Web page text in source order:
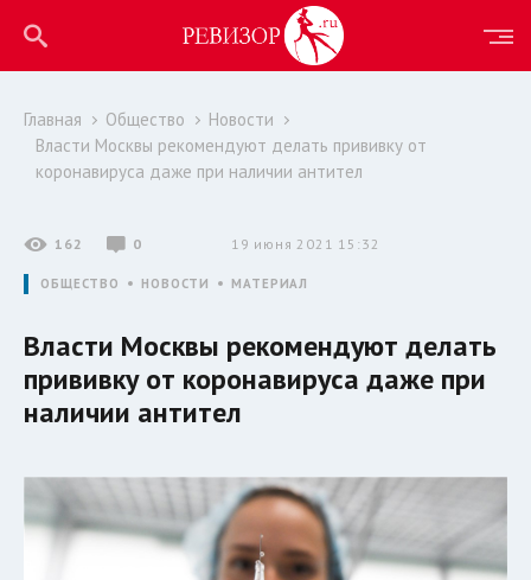
Главная Общество
Новости
Власти Москвы рекомендуют делать прививку от
коронавируса даже при наличии антител
162 0 19 июня 2021 15:32
ОБЩЕСТВО НОВОСТИ МАТЕРИАЛ
Власти Москвы рекомендуют делать
прививку от коронавируса даже при
наличии антител